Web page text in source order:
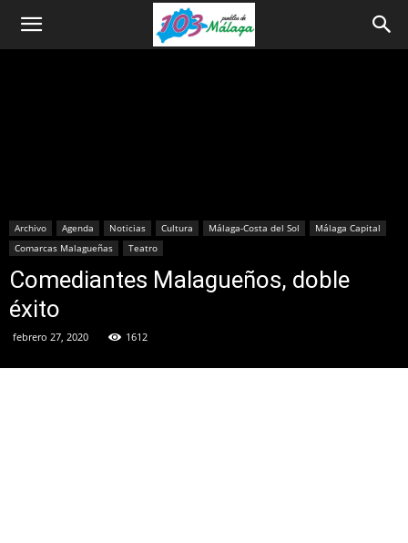
Archivo Agenda Noticias Cultura Málaga-Costa del Sol
Málaga Capital
Comarcas Malagueñas
Teatro
Comediantes Malagueños, doble
éxito
febrero 27, 2020 1612